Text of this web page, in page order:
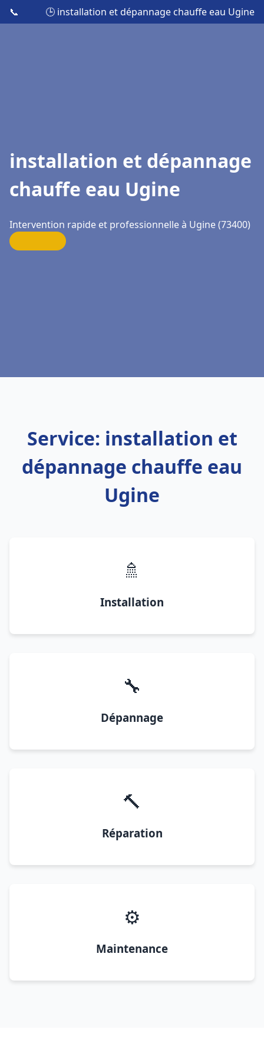
📞 🕒 installation et dépannage chauffe eau Ugine
installation et dépannage
chauffe eau Ugine
Intervention rapide et professionnelle à Ugine (73400)
Service: installation et
dépannage chauffe eau
Ugine
🚿
Installation
🔧
Dépannage
🔨
Réparation
⚙️
Maintenance